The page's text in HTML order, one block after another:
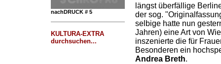
nachDRUCK # 5
KULTURA-EXTRA
durchsuchen...
längst überfällige
der sog.
selbige hatte nun
Jahren) eine Art von
inszenierte die für
Besonderen ein
Andrea Breth.